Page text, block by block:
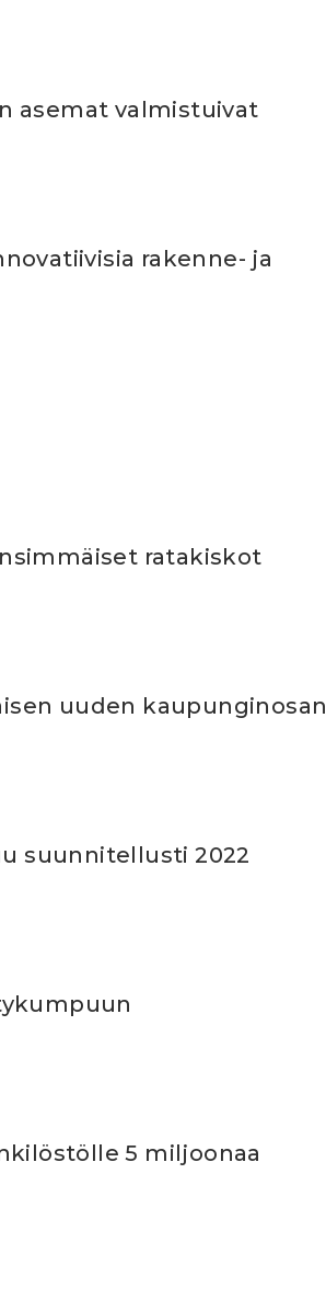
asemat valmistuivat
rakenne- ja
ratakiskot
uuden kaupunginosan
suunnitellusti 2022
5 miljoonaa